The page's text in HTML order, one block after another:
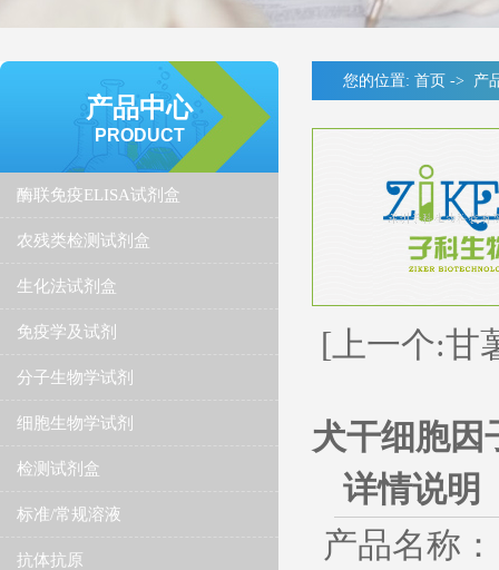
产品中心
PRODUCT
酶联免疫ELISA试剂盒
农残类检测试剂盒
生化法试剂盒
免疫学及试剂
分子生物学试剂
细胞生物学试剂
检测试剂盒
标准/常规溶液
抗体抗原
您的位置: 首页 -> 产
[上一个:甘
犬干细胞因
详情说明
产品名称：